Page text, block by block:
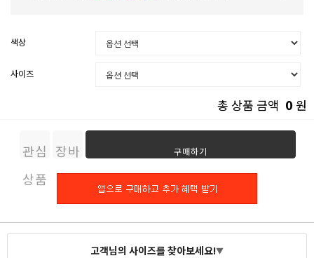
색상
사이즈
총 상품 금액 0 원
관심
상품
장바
구니
구매하기
고객님의 사이즈를 찾아보세요!▼